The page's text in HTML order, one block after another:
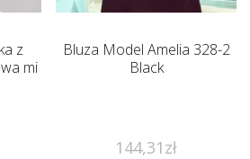
z
mi
Bluza Model Amelia 328-2
Black
144,31zł